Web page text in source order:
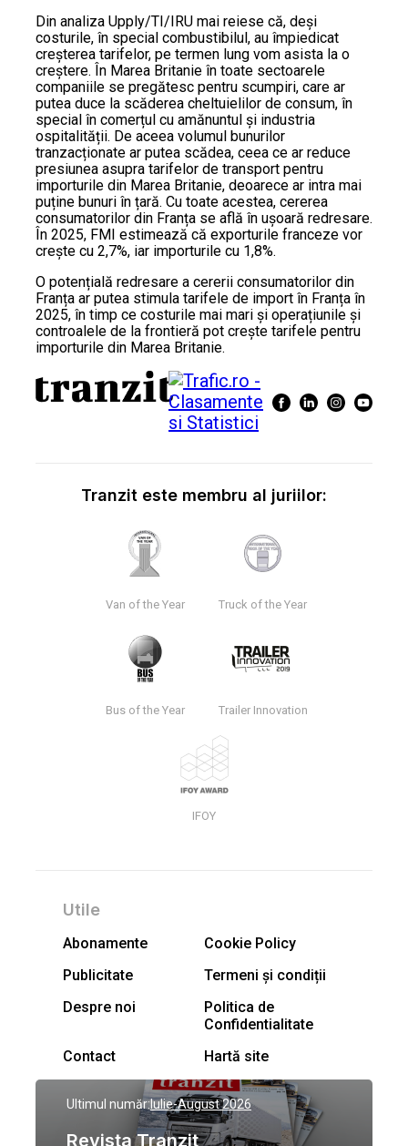
Din analiza Upply/TI/IRU mai reiese că, deși
costurile, în special combustibilul, au împiedicat
creșterea tarifelor, pe termen lung vom asista la o
creștere. În Marea Britanie în toate sectoarele
companiile se pregătesc pentru scumpiri, care ar
putea duce la scăderea cheltuielilor de consum, în
special în comerțul cu amănuntul și industria
ospitalității. De aceea volumul bunurilor
tranzacționate ar putea scădea, ceea ce ar reduce
presiunea asupra tarifelor de transport pentru
importurile din Marea Britanie, deoarece ar intra mai
puține bunuri în țară. Cu toate acestea, cererea
consumatorilor din Franța se află în ușoară redresare.
În 2025, FMI estimează că exporturile franceze vor
crește cu 2,7%, iar importurile cu 1,8%.
O potențială redresare a cererii consumatorilor din
Franța ar putea stimula tarifele de import în Franța în
2025, în timp ce costurile mai mari și operațiunile și
controalele de la frontieră pot crește tarifele pentru
importurile din Marea Britanie.
Tranzit este membru al juriilor:
Van of the Year Truck of the Year
Bus of the Year Trailer Innovation
IFOY
Utile
Abonamente
Cookie Policy
Publicitate
Termeni și condiții
Despre noi
Politica de
Confidentialitate
Contact
Hartă site
Ultimul număr:Iulie-August 2026
Revista Tranzit